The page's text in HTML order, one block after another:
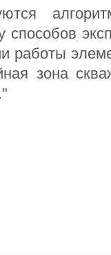
работы
зона